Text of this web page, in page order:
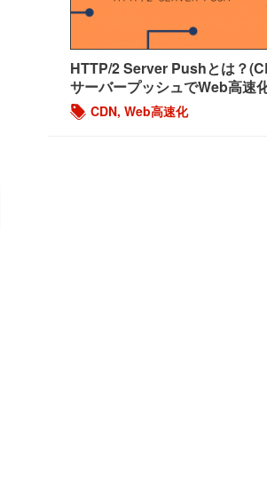
HTTP/2 Server Pushとは？
サーバープッシュでWeb高速化
CDN, Web高速化